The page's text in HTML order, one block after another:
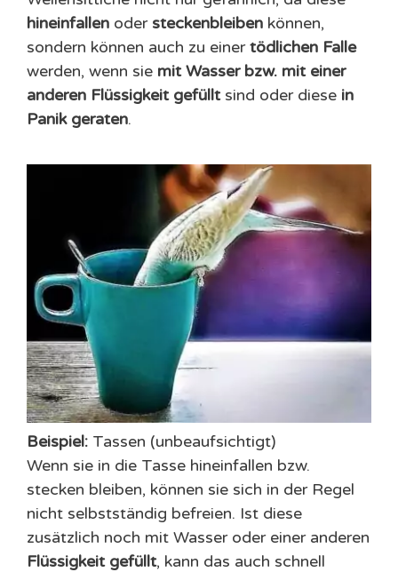
hineinfallen oder steckenbleiben können,
sondern können auch zu einertödlichen Falle
werden, wenn sie mit Wasser bzw. mit einer
anderen Flüssigkeit gefülltsind oder diese in
Panik geraten.
Beispiel: Tassen (unbeaufsichtigt)
Wenn sie in die Tasse hineinfallen bzw.
stecken bleiben, können sie sich in der Regel
nicht selbstständig befreien. Ist diese
zusätzlich noch mit Wasser oder einer anderen
Flüssigkeit gefüllt, kann das auch schnell